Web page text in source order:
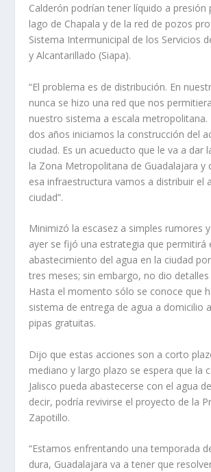
Calderón podrían tener líquido a presión
lago de Chapala y de la red de pozos
Sistema Intermunicipal de los Servicios
y Alcantarillado (Siapa).
“El problema es de distribución. En
nunca se hizo una red que nos
nuestro sistema a escala metropolitana.
dos años iniciamos la construcción del
ciudad. Es un acueducto que le va a dar
la Zona Metropolitana de Guadalajara y
esa infraestructura vamos a distribuir el
ciudad”.
Minimizó la escasez a simples rumores
ayer se fijó una estrategia que permitirá
abastecimiento del agua en la ciudad
tres meses; sin embargo, no dio
Hasta el momento sólo se conoce que
sistema de entrega de agua a domicilio
pipas gratuitas.
Dijo que estas acciones son a corto
mediano y largo plazo se espera que la
Jalisco pueda abastecerse con el agua
decir, podría revivirse el proyecto de la
Zapotillo.
“Estamos enfrentando una temporada
dura, Guadalajara va a tener que